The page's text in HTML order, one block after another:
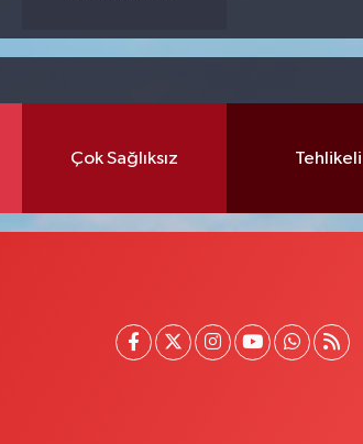
Çok Sağlıksız Tehlikeli